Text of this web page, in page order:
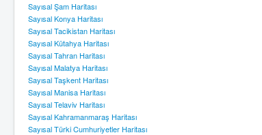
Sayısal Şam Haritası
Sayısal Konya Haritası
Sayısal Tacikistan Haritası
Sayısal Kütahya Haritası
Sayısal Tahran Haritası
Sayısal Malatya Haritası
Sayısal Taşkent Haritası
Sayısal Manisa Haritası
Sayısal Telaviv Haritası
Sayısal Kahramanmaraş Haritası
Sayısal Türki Cumhuriyetler Haritası